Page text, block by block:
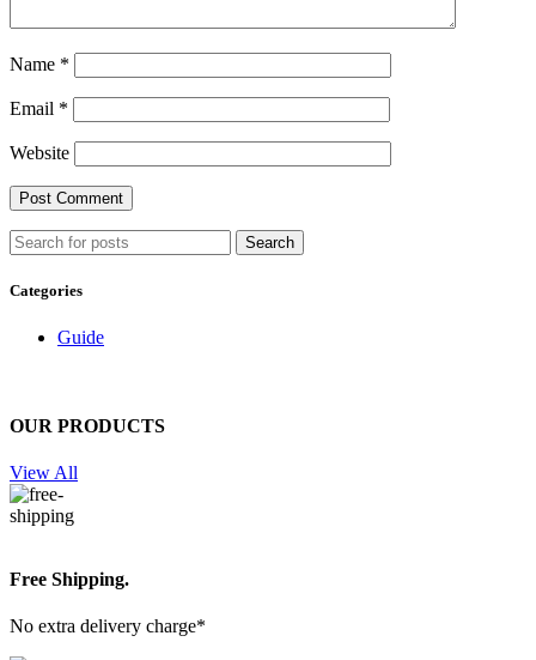
Name *
Email *
Website
Search
Categories
Guide
OUR PRODUCTS
View All
Free Shipping.
No extra delivery charge*